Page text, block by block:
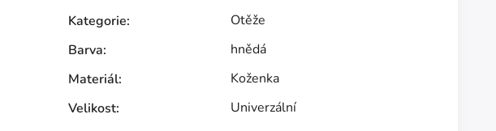
Kategorie:
Otěže
Barva:
hnědá
Materiál:
Koženka
Velikost: Univerzální